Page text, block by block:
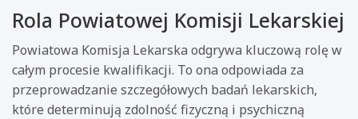
Rola Powiatowej Komisji Lekarskiej
Powiatowa Komisja Lekarska odgrywa kluczową rolę w
całym procesie kwalifikacji. To ona odpowiada za
przeprowadzanie szczegółowych badań lekarskich,
które determinują zdolność fizyczną i psychiczną